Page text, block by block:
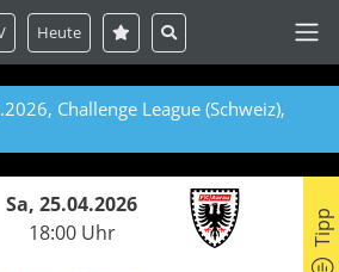
Heute
Challenge League (Schweiz),
Sa, 25.04.2026
18:00 Uhr
Tipp